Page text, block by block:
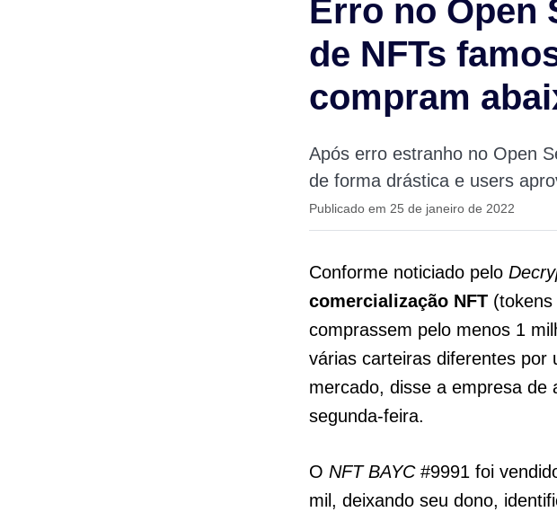
Erro no Open
de NFTs
compram
Após erro estranho no Open
de forma drástica e users
Publicado em 25 de janeiro de 2022
Conforme noticiado pelo
comercialização NFT
comprassem pelo menos 1
várias carteiras diferentes por
mercado, disse a empresa de
segunda-feira.
O NFT BAYC#9991 foi
mil, deixando seu dono,